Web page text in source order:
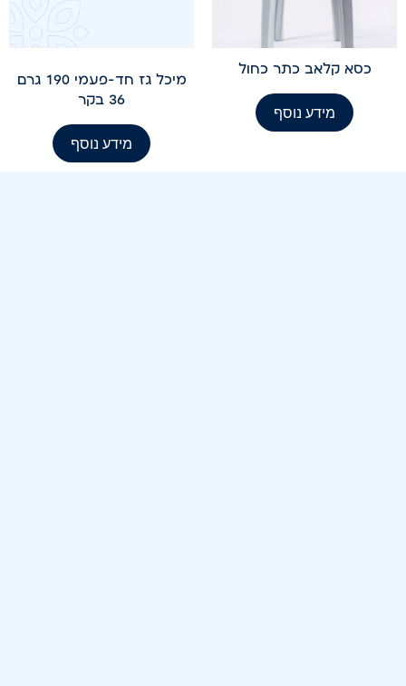
כסא קלאב כתר כחול
מידע נוסף
מיכל גז חד-פעמי 190 גרם
36 בקר
מידע נוסף